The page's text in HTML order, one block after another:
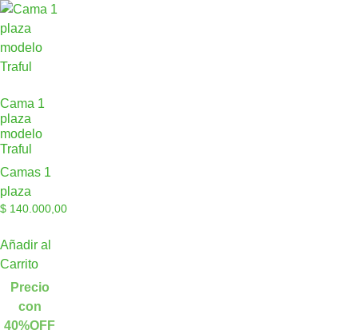
Cama 1
plaza
modelo
Traful
Camas 1
plaza
$ 140.000,00
Añadir al
Carrito
Precio
con
40%OFF